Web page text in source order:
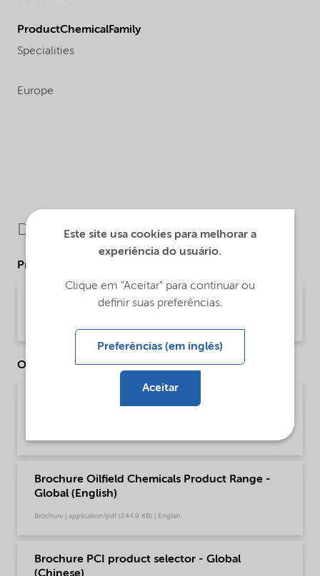
ProductChemicalFamily
Specialities
Europe
Downloads
Product Data Sheets
PDS Witcamide 511 (English)
Other Documents
Brochure Oilfield Chemicals Product Range -
Global (English)
Brochure | application/pdf (244,9 KB) | English
Brochure PCI product selector - Global
Este site usa cookies para melhorar a
experiência do usuário.
Clique em "Aceitar" para continuar ou
definir suas preferências.
Preferências (em inglês)
Aceitar